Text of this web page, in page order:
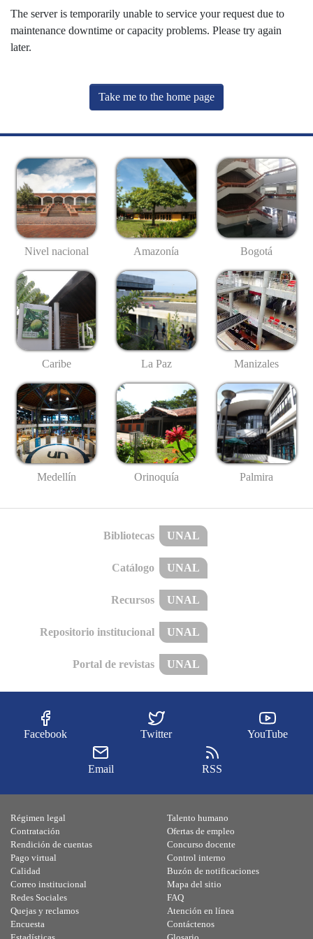
The server is temporarily unable to service your request due to
maintenance downtime or capacity problems. Please try again
later.
Take me to the home page
Nivel nacional Amazonía Bogotá
Caribe La Paz Manizales
Medellín Orinoquía Palmira
Bibliotecas UNAL
Catálogo UNAL
Recursos UNAL
Repositorio institucional UNAL
Portal de revistas UNAL
Facebook Twitter YouTube
Email RSS
Régimen legal
Contratación
Rendición de cuentas
Pago virtual
Calidad
Talento humano
Ofertas de empleo
Concurso docente
Control interno
Buzón de notificaciones
Correo institucional
Redes Sociales
Quejas y reclamos
Encuesta
Mapa del sitio
FAQ
Atención en línea
Contáctenos